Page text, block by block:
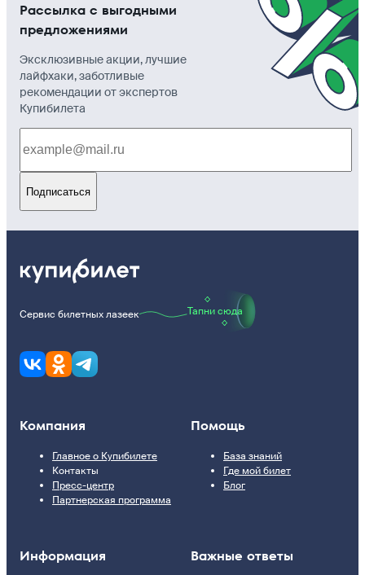
Рассылка с выгодными
предложениями
Эксклюзивные акции, лучшие
лайфхаки, заботливые
рекомендации от экспертов
Купибилета
Подписаться
Сервис билетных лазеек Тапни сюда
Компания
Главное о Купибилете
Контакты
Пресс-центр
Партнерская программа
Помощь
База знаний
Где мой билет
Блог
Информация Важные ответы